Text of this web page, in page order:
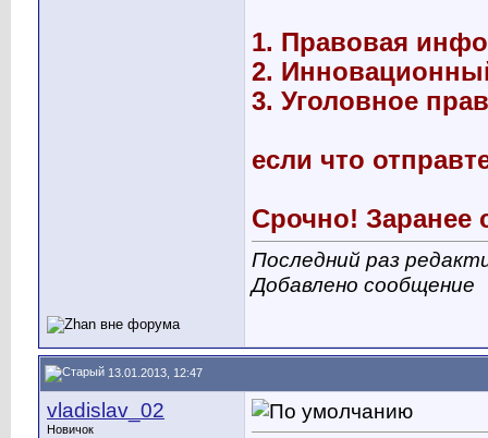
1. Правовая
2.
3. Уголовное
если что
Срочно! Заранее
Последний раз
Добавлено сообщение
13.01.2013, 12:47
vladislav_02
Новичок